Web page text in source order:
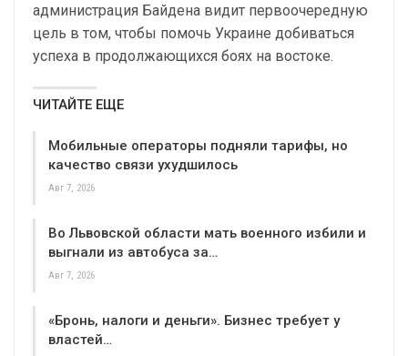
администрация Байдена видит первоочередную
цель в том, чтобы помочь Украине добиваться
успеха в продолжающихся боях на востоке.
ЧИТАЙТЕ ЕЩЕ
Мобильные операторы подняли тарифы, но
качество связи ухудшилось
Авг 7, 2026
Во Львовской области мать военного избили и
выгнали из автобуса за…
Авг 7, 2026
«Бронь, налоги и деньги». Бизнес требует у
властей…